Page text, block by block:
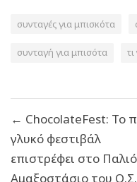
συνταγές για μπισκότα
συνταγή για μπισότα
άρθρων
← ChocolateFest: Το
γλυκό φεστιβάλ
επιστρέφει στο Παλιό
Αμαξοστάσιο του